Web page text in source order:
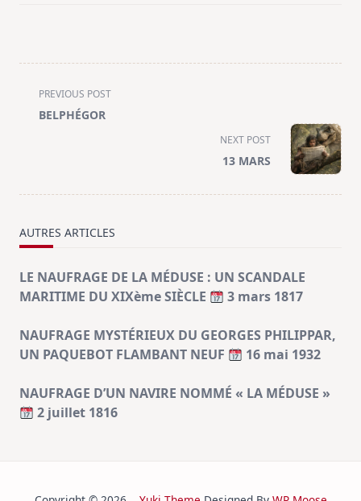
<span
class="nav-
PREVIOUS POST
BELPHÉGOR
NEXT POST
13 MARS
AUTRES ARTICLES
LE NAUFRAGE DE LA MÉDUSE : UN SCANDALE
MARITIME DU XIXème SIÈCLE
3 mars 1817
NAUFRAGE MYSTÉRIEUX DU GEORGES PHILIPPAR,
UN PAQUEBOT FLAMBANT NEUF
16 mai 1932
NAUFRAGE D’UN NAVIRE NOMMÉ « LA MÉDUSE »
2 juillet 1816